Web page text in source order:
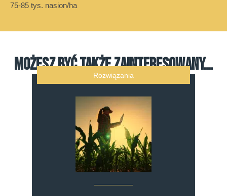
75-85 tys. nasion/ha
MOŻESZ BYĆ TAKŻE ZAINTERESOWANY...
Rozwiązania